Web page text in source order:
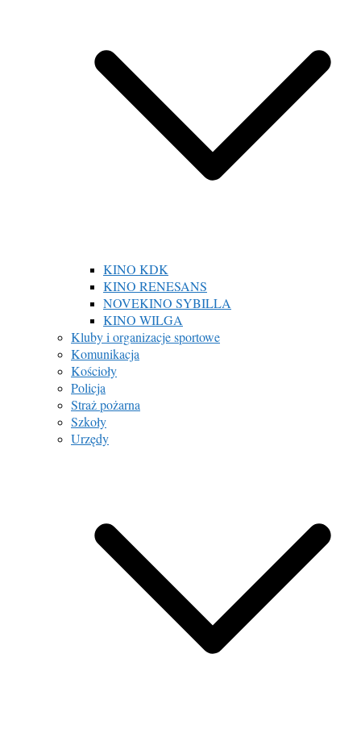
KINO KDK
KINO RENESANS
NOVEKINO SYBILLA
KINO WILGA
Kluby i organizacje sportowe
Komunikacja
Kościoły
Policja
Straż pożarna
Szkoły
Urzędy